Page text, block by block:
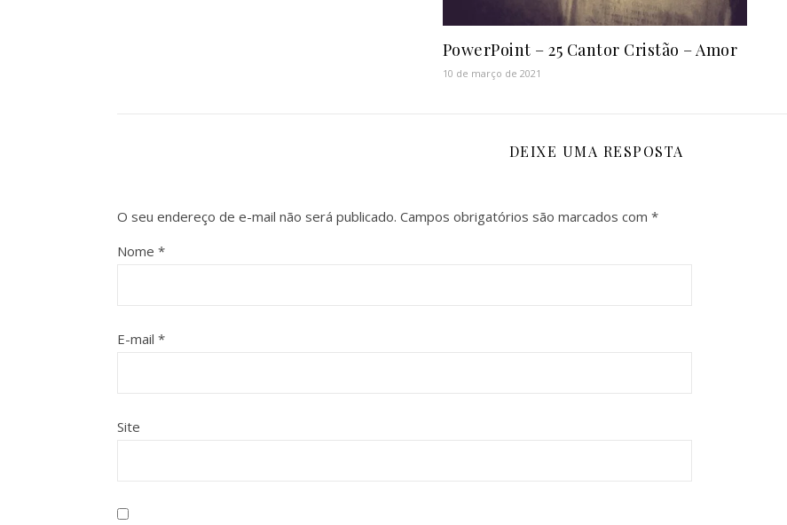
PowerPoint – 25 Cantor Cristão – Amor
10 de março de 2021
DEIXE UMA RESPOSTA
O seu endereço de e-mail não será publicado. Campos obrigatórios são marcados com *
Nome *
E-mail *
Site